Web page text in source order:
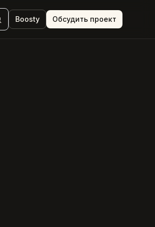
Boosty Обсудить проект